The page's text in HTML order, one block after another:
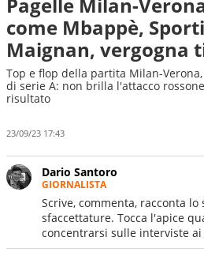
come Mbappè,
Maignan, vergogna
Top e flop della partita Milan-
di serie A: non brilla l'attacco
risultato
23/09/23 17:43
Dario Santoro
GIORNALISTA
Scrive, commenta, racconta
sfaccettature. Tocca l'apice
concentrarsi sulle interviste